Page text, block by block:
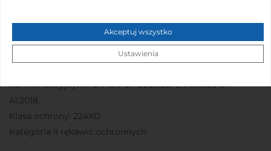
stalowego, nylonu,
poliestru i elastanu. Zakończona ściągaczem.
Przedmiot deklaracji jest zgodny z odpowiednimi unijnymi
harmonizacyjnymi: EN ISO 21420:2020, EN 388:2016 +
A1:2018.
Klasa ochrony: 224XD
Kategoria II rękawic ochronnych
Akceptuj wszystko
Ustawienia